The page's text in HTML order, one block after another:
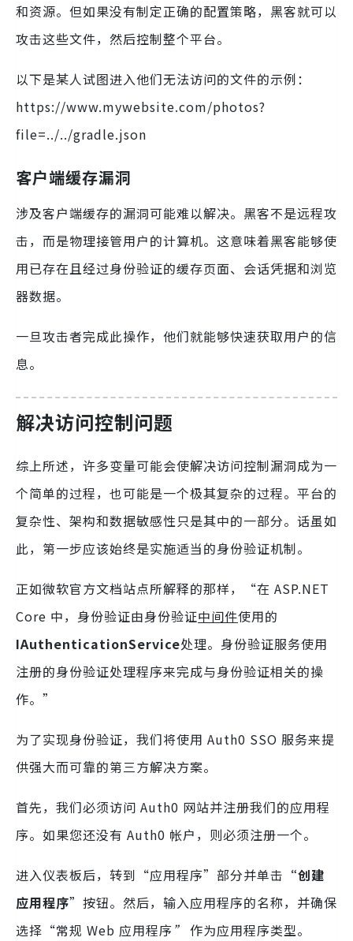
和资源。但如果没有制定正确的配置策略，黑客就可以
攻击这些文件，然后控制整个平台。
以下是某人试图进入他们无法访问的文件的示例：
https://www.mywebsite.com/photos?
file=../../gradle.json
客户端缓存漏洞
涉及客户端缓存的漏洞可能难以解决。黑客不是远程攻
击，而是物理接管用户的计算机。这意味着黑客能够使
用已存在且经过身份验证的缓存页面、会话凭据和浏览
器数据。
一旦攻击者完成此操作，他们就能够快速获取用户的信
息。
解决访问控制问题
综上所述，许多变量可能会使解决访问控制漏洞成为一
个简单的过程，也可能是一个极其复杂的过程。平台的
复杂性、架构和数据敏感性只是其中的一部分。话虽如
此，第一步应该始终是实施适当的身份验证机制。
正如微软官方文档站点所解释的那样，“在 ASP.NET
Core 中，身份验证由身份验证中间件使用的
IAuthenticationService处理。身份验证服务使用
注册的身份验证处理程序来完成与身份验证相关的操
作。”
为了实现身份验证，我们将使用 Auth0 SSO 服务来提
供强大而可靠的第三方解决方案。
首先，我们必须访问 Auth0 网站并注册我们的应用程
序。如果您还没有 Auth0 帐户，则必须注册一个。
进入仪表板后，转到“应用程序”部分并单击 “创建
应用程序”按钮。然后，输入应用程序的名称，并确保
选择“常规 Web 应用程序” 作为应用程序类型。